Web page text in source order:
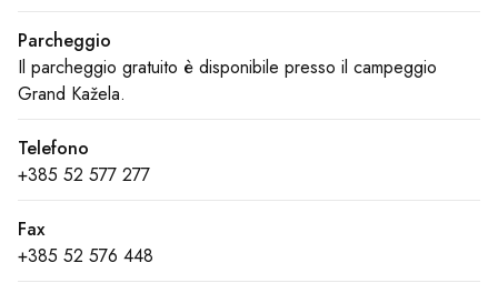
Parcheggio
Il parcheggio gratuito è disponibile presso il campeggio
Grand Kažela.
Telefono
+385 52 577 277
Fax
+385 52 576 448